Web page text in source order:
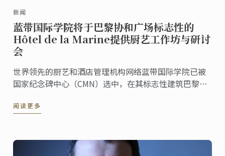
新闻
蓝带国际学院将于巴黎协和广场标志性的
Hôtel de la Marine提供厨艺工作坊与研讨
会
世界领先的厨艺和酒店管理机构网络蓝带国际学院已被
国家纪念碑中心（CMN）选中，在其标志性建筑巴黎
列与世界美食相关的研讨会。原宫殿内的蓝带专属楼层
阅读更多